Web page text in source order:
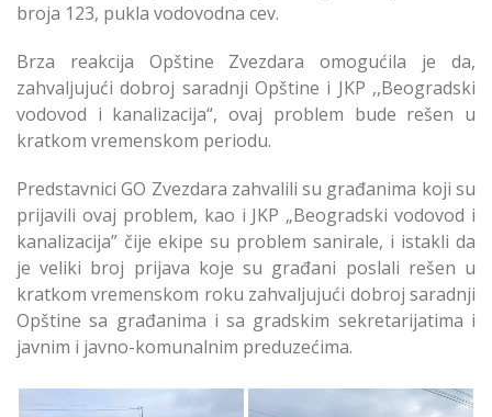
broja 123, pukla vodovodna cev.
Brza reakcija Opštine Zvezdara omogućila je da,
zahvaljujući dobroj saradnji Opštine i JKP ,,Beogradski
vodovod i kanalizacija“, ovaj problem bude rešen u
kratkom vremenskom periodu.
Predstavnici GO Zvezdara zahvalili su građanima koji su
prijavili ovaj problem, kao i JKP „Beogradski vodovod i
kanalizacija” čije ekipe su problem sanirale, i istakli da
je veliki broj prijava koje su građani poslali rešen u
kratkom vremenskom roku zahvaljujući dobroj saradnji
Opštine sa građanima i sa gradskim sekretarijatima i
javnim i javno-komunalnim preduzećima.